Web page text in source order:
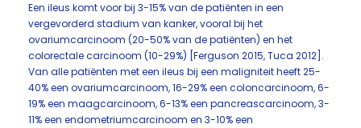
Een ileus komt voor bij 3-15% van de patiënten in een
vergevorderd stadium van kanker, vooral bij het
ovariumcarcinoom (20-50% van de patiënten) en het
colorectale carcinoom (10-29%) [Ferguson 2015, Tuca 2012].
Van alle patiënten met een ileus bij een maligniteit heeft 25-
40% een ovariumcarcinoom, 16-29% een coloncarcinoom, 6-
19% een maagcarcinoom, 6-13% een pancreascarcinoom, 3-
11% een endometriumcarcinoom en 3-10% een